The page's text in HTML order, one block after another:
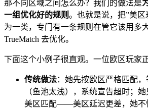
那不同区域之间怎么办？我们的做法是
一组优化好的规则。也就是说，把”美区
为一类，专门有一条规则在管它该用多
TrueMatch 去优化。
下面这个小例子很直观。一位欧区玩家
传统做法：她先按欧区严格匹配
（鱼池太浅），系统宣告超时；
美区匹配——美区延迟更差，她不